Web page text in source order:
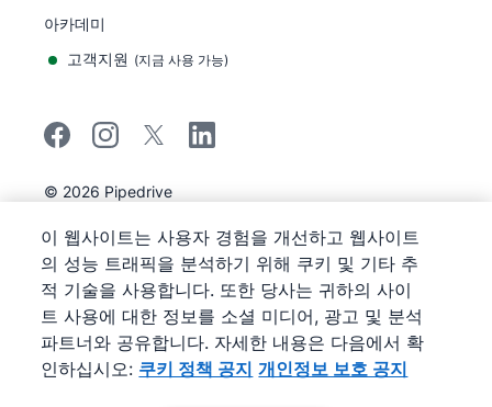
아카데미
고객지원 (지금 사용 가능)
© 2026 Pipedrive
Pipedrive
개인정보 보호 공지
사이트 맵
쿠키 정책 공지
쿠키 기본 설정
Pipedrive는 웹 기반 영업 CRM입니다.
이 웹사이트는 사용자 경험을 개선하고 웹사이트
의 성능 트래픽을 분석하기 위해 쿠키 및 기타 추
적 기술을 사용합니다. 또한 당사는 귀하의 사이
트 사용에 대한 정보를 소셜 미디어, 광고 및 분석
파트너와 공유합니다. 자세한 내용은 다음에서 확
인하십시오: 쿠키 정책 공지 개인정보 보호 공지